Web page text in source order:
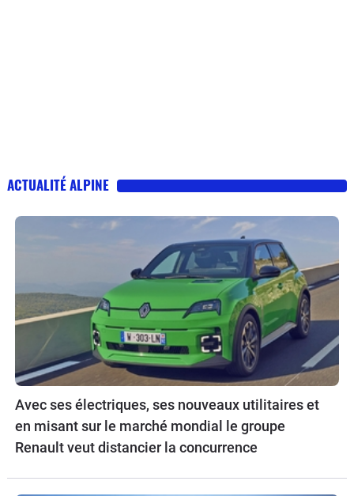
ACTUALITÉ ALPINE
Avec ses électriques, ses nouveaux utilitaires et
en misant sur le marché mondial le groupe
Renault veut distancier la concurrence